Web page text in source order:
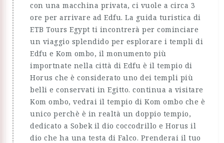
con una macchina privata, ci vuole a circa 3
ore per arrivare ad Edfu. La guida turistica di
ETB Tours Egypt ti incontrerà per cominciare
un viaggio splendido per esplorare i templi di
Edfu e Kom ombo, il monumento più
importnate nella città di Edfu è il tempio di
Horus che è considerato uno dei templi più
belli e conservati in Egitto. continua a visitare
Kom ombo, vedrai il tempio di Kom ombo che è
unico perchè è in realtà un doppio tempio,
dedicato a Sobek il dio coccodrillo e Horus il
dio che ha una testa di Falco. Prenderai il tuo